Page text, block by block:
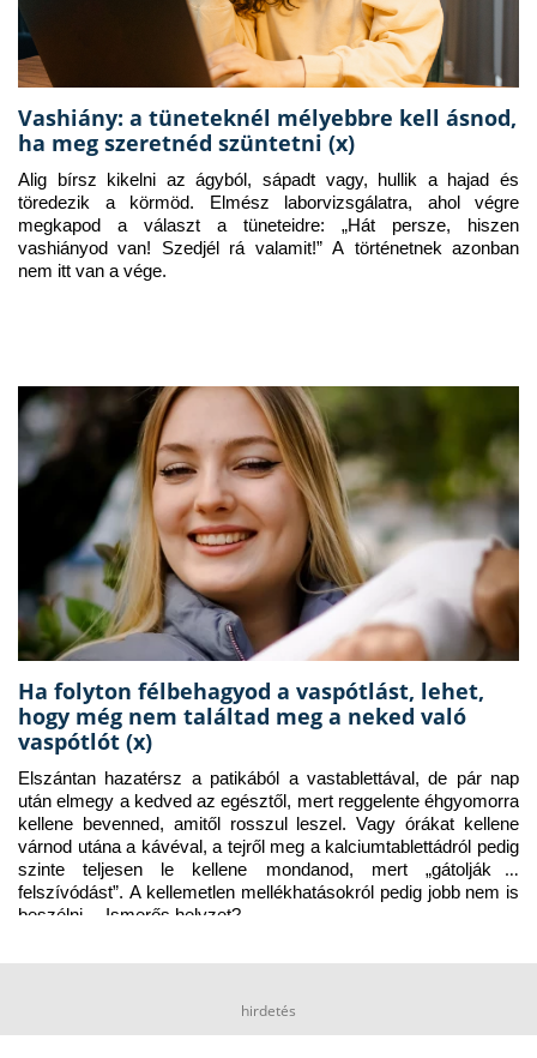
Vashiány: a tüneteknél mélyebbre kell ásnod,
ha meg szeretnéd szüntetni (x)
Alig bírsz kikelni az ágyból, sápadt vagy, hullik a hajad és
töredezik a körmöd. Elmész laborvizsgálatra, ahol végre
megkapod a választ a tüneteidre: „Hát persze, hiszen
vashiányod van! Szedjél rá valamit!” A történetnek azonban
nem itt van a vége.
Ha folyton félbehagyod a vaspótlást, lehet,
hogy még nem találtad meg a neked való
vaspótlót (x)
Elszántan hazatérsz a patikából a vastablettával, de pár nap
után elmegy a kedved az egésztől, mert reggelente éhgyomorra
kellene bevenned, amitől rosszul leszel. Vagy órákat kellene
várnod utána a kávéval, a tejről meg a kalciumtablettádról pedig
szinte teljesen le kellene mondanod, mert „gátolják a
felszívódást”. A kellemetlen mellékhatásokról pedig jobb nem is
beszélni… Ismerős helyzet?
hirdetés